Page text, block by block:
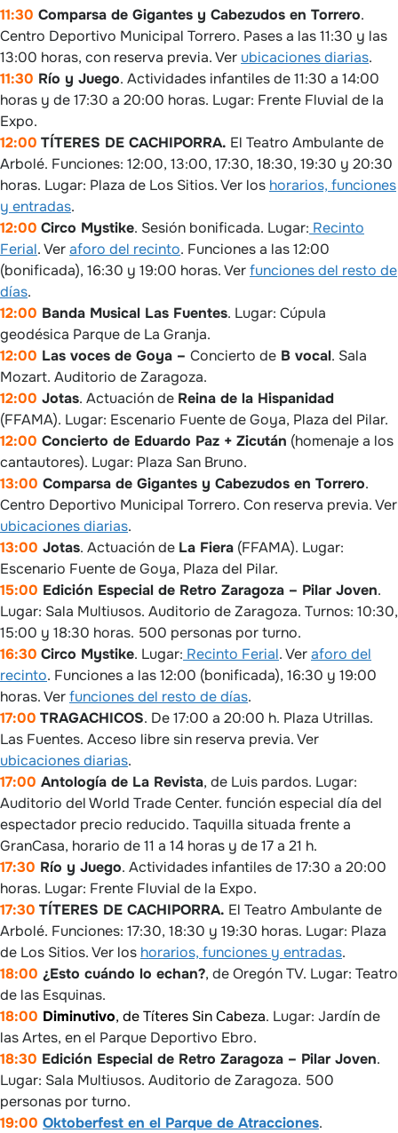
11:30 Comparsa de Gigantes y Cabezudos en Torrero.
Centro Deportivo Municipal Torrero. Pases a las 11:30 y las
13:00 horas, con reserva previa. Ver ubicaciones diarias.
11:30 Río y Juego. Actividades infantiles de 11:30 a 14:00
horas y de 17:30 a 20:00 horas. Lugar: Frente Fluvial de la
Expo.
12:00 TÍTERES DE CACHIPORRA. El Teatro Ambulante de
Arbolé. Funciones: 12:00, 13:00, 17:30, 18:30, 19:30 y 20:30
horas. Lugar: Plaza de Los Sitios. Ver los horarios, funciones
y entradas.
12:00 Circo Mystike. Sesión bonificada. Lugar: Recinto
Ferial. Veraforo del recinto. Funciones a las 12:00
(bonificada), 16:30 y 19:00 horas. Verfunciones del resto de
días.
12:00 Banda Musical Las Fuentes. Lugar: Cúpula
geodésica Parque de La Granja.
12:00 Las voces de Goya – Concierto de B vocal. Sala
Mozart. Auditorio de Zaragoza.
12:00 Jotas. Actuación de Reina de la Hispanidad
(FFAMA). Lugar: Escenario Fuente de Goya, Plaza del Pilar.
12:00 Concierto de Eduardo Paz + Zicután (homenaje a los
cantautores). Lugar: Plaza San Bruno.
13:00 Comparsa de Gigantes y Cabezudos en Torrero.
Centro Deportivo Municipal Torrero. Con reserva previa. Ver
ubicaciones diarias.
13:00 Jotas. Actuación de La Fiera (FFAMA). Lugar:
Escenario Fuente de Goya, Plaza del Pilar.
15:00 Edición Especial de Retro Zaragoza – Pilar Joven.
Lugar: Sala Multiusos. Auditorio de Zaragoza. Turnos: 10:30,
15:00 y 18:30 horas. 500 personas por turno.
16:30 Circo Mystike. Lugar: Recinto Ferial. Veraforo del
recinto. Funciones a las 12:00 (bonificada), 16:30 y 19:00
horas. Verfunciones del resto de días.
17:00 TRAGACHICOS. De 17:00 a 20:00 h. Plaza Utrillas.
Las Fuentes. Acceso libre sin reserva previa. Ver
ubicaciones diarias.
17:00 Antología de La Revista, de Luis pardos. Lugar:
Auditorio del World Trade Center. función especial día del
espectador precio reducido. Taquilla situada frente a
GranCasa, horario de 11 a 14 horas y de 17 a 21 h.
17:30 Río y Juego. Actividades infantiles de 17:30 a 20:00
horas. Lugar: Frente Fluvial de la Expo.
17:30 TÍTERES DE CACHIPORRA. El Teatro Ambulante de
Arbolé. Funciones: 17:30, 18:30 y 19:30 horas. Lugar: Plaza
de Los Sitios. Ver los horarios, funciones y entradas.
18:00 ¿Esto cuándo lo echan?, de Oregón TV. Lugar: Teatro
de las Esquinas.
18:00 Diminutivo, de Títeres Sin Cabeza. Lugar: Jardín de
las Artes, en el Parque Deportivo Ebro.
18:30 Edición Especial de Retro Zaragoza – Pilar Joven.
Lugar: Sala Multiusos. Auditorio de Zaragoza. 500
personas por turno.
19:00 Oktoberfest en el Parque de Atracciones.